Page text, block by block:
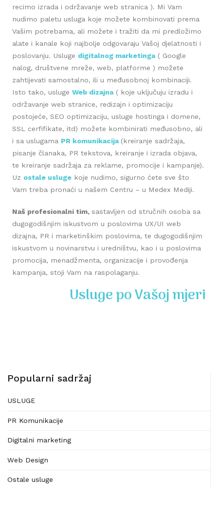
recimo izrada i održavanje web stranica ). Mi Vam
nudimo paletu usluga koje možete kombinovati prema
Vašim potrebama, ali možete i tražiti da mi predložimo
alate i kanale koji najbolje odgovaraju Vašoj djelatnosti i
poslovanju. Usluge digitalnog marketinga( Google
nalog, društvene mreže, web, platforme ) možete
zahtijevati samostalno, ili u međusobnoj kombinaciji.
Isto tako, usluge Web dizajna( koje uključuju izradu i
održavanje web stranice, redizajn i optimizaciju
postojeće, SEO optimizaciju, usluge hostinga i domene,
SSL cerfifikate, itd) možete kombinirati međusobno, ali
i sa uslugama PR komunikacija (kreiranje sadržaja,
pisanje članaka, PR tekstova, kreiranje i izrada objava,
te kreiranje sadržaja za reklame, promocije i kampanje).
Uz ostale usluge koje nudimo, sigurno ćete sve što
Vam treba pronaći u našem Centru – u Medex Mediji.
Naš profesionalni tim, sastavljen od stručnih osoba sa
dugogodišnjim iskustvom u poslovima UX/UI web
dizajna, PR i marketinškim poslovima, te dugogodišnjim
iskustvom u novinarstvu i uredništvu, kao i u poslovima
promocija, menadžmenta, organizacije i provođenja
kampanja, stoji Vam na raspolaganju.
Usluge po Vašoj mjeri
Popularni sadržaj
USLUGE
PR Komunikacije
Digitalni marketing
Web Design
Ostale usluge